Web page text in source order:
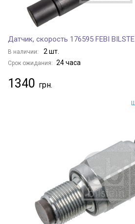
Датчик, скорость 176595 FEBI
В наличии: 2 шт.
Срок ожидания: 24 часа
1340